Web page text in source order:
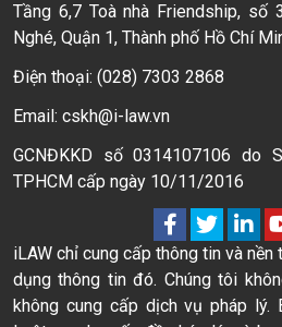
Tầng 6,7 Toà nhà Friendship, số
Nghé, Quận 1, Thành phố Hồ Chí
Điện thoại: (028) 7303 2868
Email: cskh@i-law.vn
GCNĐKKD số 0314107106 do
TPHCM cấp ngày 10/11/2016
iLAW chỉ cung cấp thông tin và
dụng thông tin đó. Chúng tôi
không cung cấp dịch vụ pháp lý.